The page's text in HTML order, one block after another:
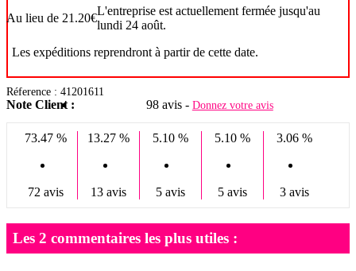
Au lieu de 21.20€L'entreprise est actuellement fermée jusqu'au
lundi 24 août.
Les expéditions reprendront à partir de cette date.
Réference : 41201611
Note Client : 98 avis - Donnez votre avis
73.47 %
72 avis
13.27 %
13 avis
5.10 %
5 avis
5.10 %
5 avis
3.06 %
3 avis
Les 2 commentaires les plus utiles :